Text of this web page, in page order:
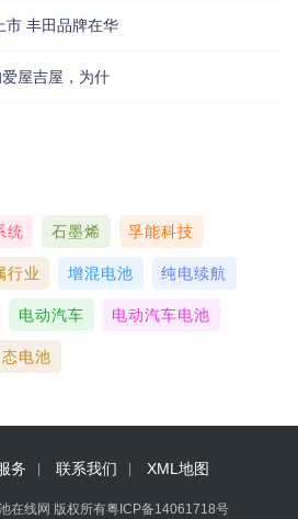
市 丰田品牌在华
屋吉屋，为什
统 石墨烯 孚能科技
行业 增混电池 纯电续航
电动汽车 电动汽车电池
态电池
务 联系我们 XML地图
在线网 版权所有粤ICP备14061718号